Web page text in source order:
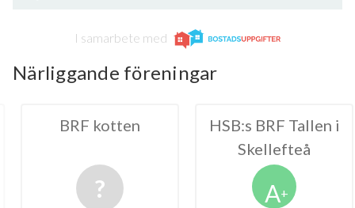
I samarbete med
Närliggande föreningar
HSB:s BRF Tallen i
HSB